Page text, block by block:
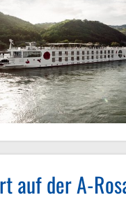
auf der A-